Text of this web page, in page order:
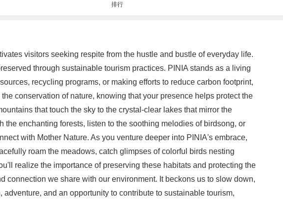
排行
visitors seeking respite from the hustle and bustle of everyday life.
through sustainable tourism practices. PINIA stands as a living
recycling programs, or making efforts to reduce carbon footprint,
conservation of nature, knowing that your presence helps protect the
that touch the sky to the crystal-clear lakes that mirror the
enchanting forests, listen to the soothing melodies of birdsong, or
with Mother Nature. As you venture deeper into PINIA's embrace,
roam the meadows, catch glimpses of colorful birds nesting
realize the importance of preserving these habitats and protecting the
connection we share with our environment. It beckons us to slow down,
and an opportunity to contribute to sustainable tourism,